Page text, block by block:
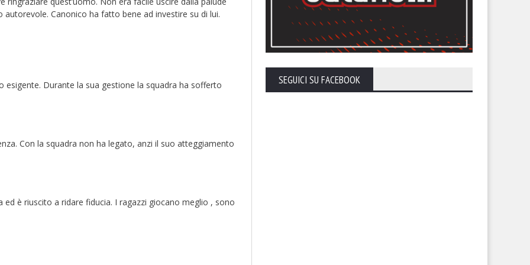
Canonico ha fatto bene ad investire su di lui.
Durante la sua gestione la squadra ha sofferto
Con la squadra non ha legato, anzi il suo atteggiamento
è riuscito a ridare fiducia. I ragazzi giocano meglio , sono
SEGUICI SU FACEBOOK